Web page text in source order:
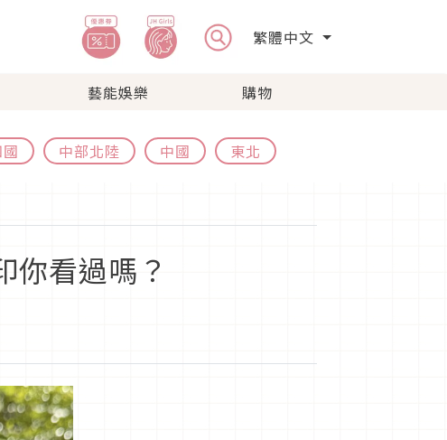
繁體中文
藝能娛樂 購物
中部北陸 中國 東北
你看過嗎？